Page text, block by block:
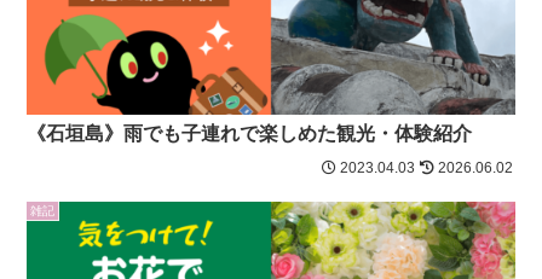
《石垣島》雨でも子連れで楽しめた観光・体験紹介
2023.04.03 2026.06.02
雑記